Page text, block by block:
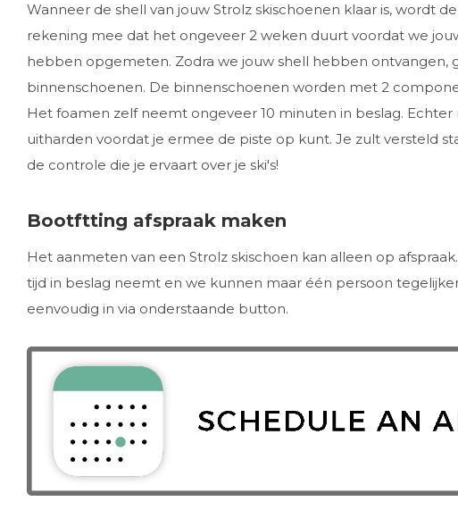
Wanneer de shell van jouw Strolz skischoenen klaar is, wordt
rekening mee dat het ongeveer 2 weken duurt voordat we
hebben opgemeten. Zodra we jouw shell hebben ontvangen,
binnenschoenen. De binnenschoenen worden met 2
Het foamen zelf neemt ongeveer 10 minuten in beslag.
uitharden voordat je ermee de piste op kunt. Je zult versteld
de controle die je ervaart over je ski's!
Bootftting afspraak maken
Het aanmeten van een Strolz skischoen kan alleen op
tijd in beslag neemt en we kunnen maar één persoon
eenvoudig in via onderstaande button.